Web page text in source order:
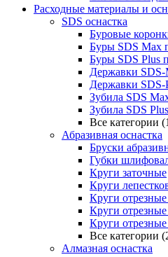
Расходные материалы и
SDS оснастка
Буровые
Буры SDS Max
Буры SDS Plus
Державки SDS-
Державки SDS-
Зубила SDS
Зубила SDS
Все категории
Абразивная оснастка
Бруски
Губки
Круги заточные
Круги
Круги
Круги
Круги
Все категории
Алмазная оснастка